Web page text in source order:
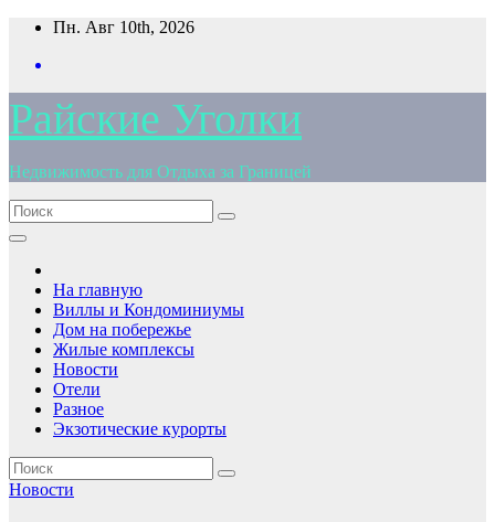
Перейти
содержимому
Пн. Авг 10th, 2026
Райские Уголки
Недвижимость для Отдыха за Границей
На главную
Виллы и Кондоминиумы
Дом на побережье
Жилые комплексы
Новости
Отели
Разное
Экзотические курорты
Новости